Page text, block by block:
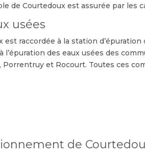
de Courtedoux est assurée par
usées
est raccordée à la station
des eaux usées des
Porrentruy et Rocourt. Toutes ces
de